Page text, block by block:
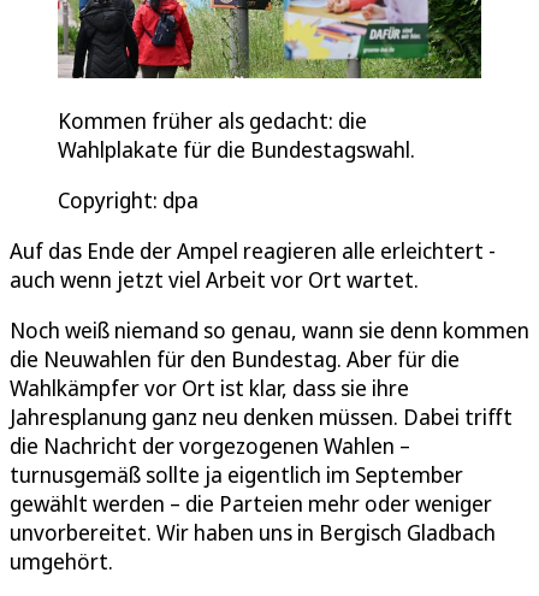
Kommen früher als gedacht: die
Wahlplakate für die Bundestagswahl.
Copyright: dpa
Auf das Ende der Ampel reagieren alle erleichtert -
auch wenn jetzt viel Arbeit vor Ort wartet.
Noch weiß niemand so genau, wann sie denn kommen
die Neuwahlen für den Bundestag. Aber für die
Wahlkämpfer vor Ort ist klar, dass sie ihre
Jahresplanung ganz neu denken müssen. Dabei trifft
die Nachricht der vorgezogenen Wahlen –
turnusgemäß sollte ja eigentlich im September
gewählt werden – die Parteien mehr oder weniger
unvorbereitet. Wir haben uns in Bergisch Gladbach
umgehört.